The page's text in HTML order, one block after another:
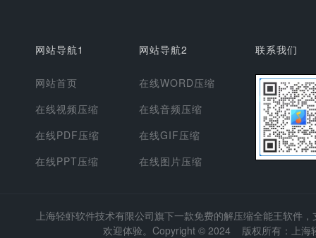
网站导航1
网站首页
在线视频压缩
在线PDF压缩
在线PPT压缩
网站导航2
在线WORD压缩
在线音频压缩
在线GIF压缩
在线图片压缩
联系我们
上海轻虾软件技术有限公司旗下一款免费的解压缩全能王软件
欢迎体验。Copyright © 2024 版权所有：上